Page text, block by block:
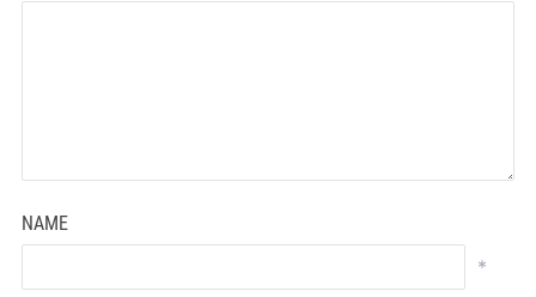
NAME
*